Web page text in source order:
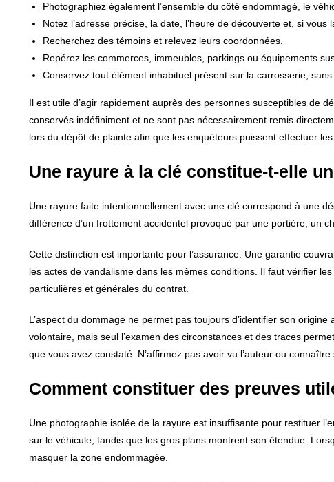
Photographiez également l’ensemble du côté endommagé, le
Notez l’adresse précise, la date, l’heure de découverte et, si
Recherchez des témoins et relevez leurs coordonnées.
Repérez les commerces, immeubles, parkings ou équipements
Conservez tout élément inhabituel présent sur la carrosserie,
Il est utile d’agir rapidement auprès des personnes susceptibles de
conservés indéfiniment et ne sont pas nécessairement remis
lors du dépôt de plainte afin que les enquêteurs puissent effectuer
Une rayure à la clé constitue-t-elle
Une rayure faite intentionnellement avec une clé correspond à une
différence d’un frottement accidentel provoqué par une portière, un
Cette distinction est importante pour l’assurance. Une garantie
les actes de vandalisme dans les mêmes conditions. Il faut vérifier
particulières et générales du contrat.
L’aspect du dommage ne permet pas toujours d’identifier son
volontaire, mais seul l’examen des circonstances et des traces
que vous avez constaté. N’affirmez pas avoir vu l’auteur ou
Comment constituer des preuves
Une photographie isolée de la rayure est insuffisante pour restituer
sur le véhicule, tandis que les gros plans montrent son étendue.
masquer la zone endommagée.